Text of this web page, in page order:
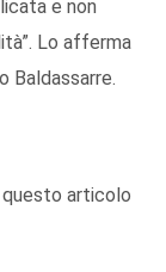
e non
Lo afferma
Baldassarre.
articolo